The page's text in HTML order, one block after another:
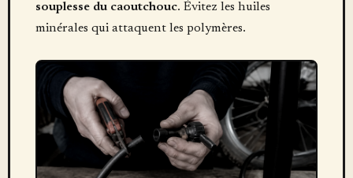
souplesse du caoutchouc. Évitez les huiles
minérales qui attaquent les polymères.